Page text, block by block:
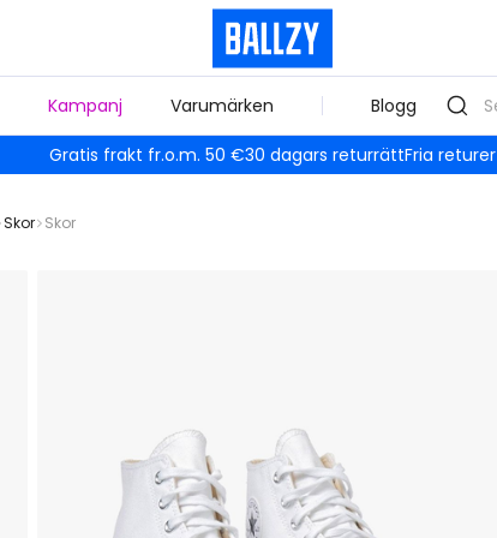
Kampanj Varumärken Blogg
Gratis frakt fr.o.m. 50 €30 dagars returrättFria returer
Skor Skor